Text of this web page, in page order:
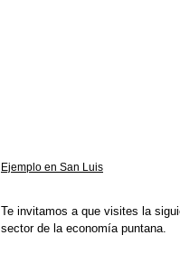
Ejemplo en San Luis
Te invitamos a que visites la
sector de la economía puntana.